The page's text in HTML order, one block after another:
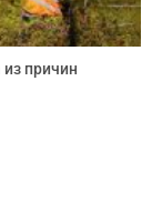
причин